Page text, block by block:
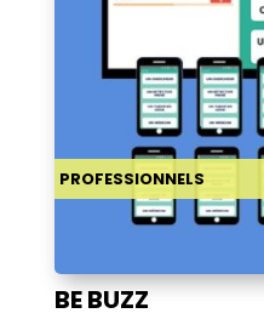
PROFESSIONNELS
BE BUZZ